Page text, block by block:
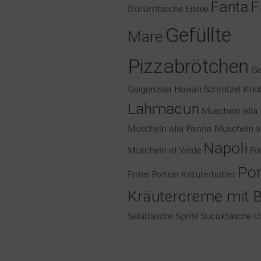
Dürümtasche Eistee Fanta
Mare Gefüllte
Pizzabrötchen
Gorgonzola Hawaii Schnitzel
Lahmacun Muscheln alla
Muscheln alla Panna Muscheln
Muscheln al Verde Napoli
Frites Portion Kräuterbutter
Kräutercreme mit
Salattasche Sprite Sucuktasche